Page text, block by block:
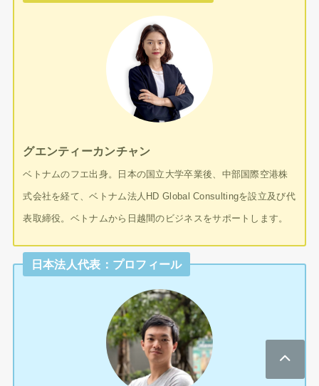
グエンティーカンチャン
ベトナムのフエ出身。日本の国立大学卒業後、中部国際空港株
式会社を経て、ベトナム法人HD Global Consultingを設立及び代
表取締役。ベトナムから日越間のビジネスをサポートします。
日本法人代表：プロフィール